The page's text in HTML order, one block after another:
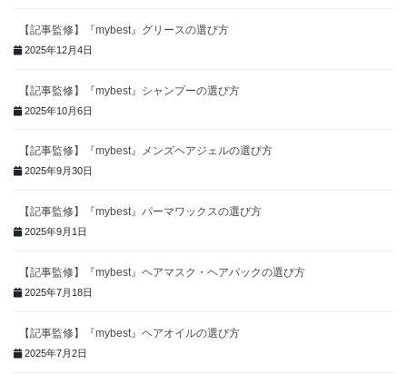
【記事監修】『mybest』グリースの選び方
2025年12月4日
【記事監修】『mybest』シャンプーの選び方
2025年10月6日
【記事監修】『mybest』メンズヘアジェルの選び方
2025年9月30日
【記事監修】『mybest』パーマワックスの選び方
2025年9月1日
【記事監修】『mybest』ヘアマスク・ヘアパックの選び方
2025年7月18日
【記事監修】『mybest』ヘアオイルの選び方
2025年7月2日